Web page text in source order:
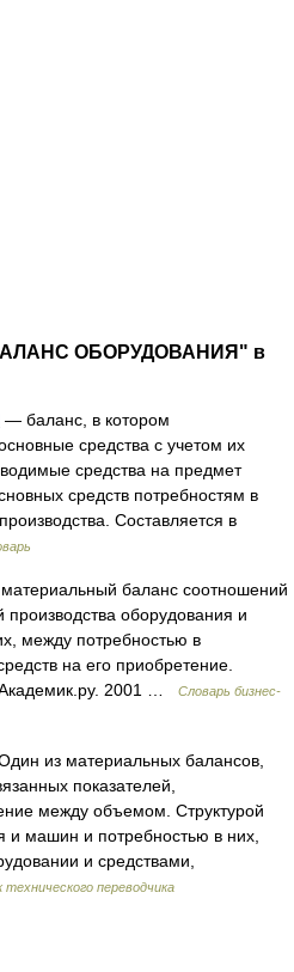
ОБОРУДОВАНИЯ" в
— баланс, в котором
средства с учетом их
средства на предмет
средств потребностям в
Составляется в
баланс соотношений
оборудования и
между потребностью в
на его приобретение.
2001 …
Словарь бизнес-
из материальных балансов,
показателей,
между объемом. Структурой
и машин и потребностью в них,
и средствами,
технического переводчика